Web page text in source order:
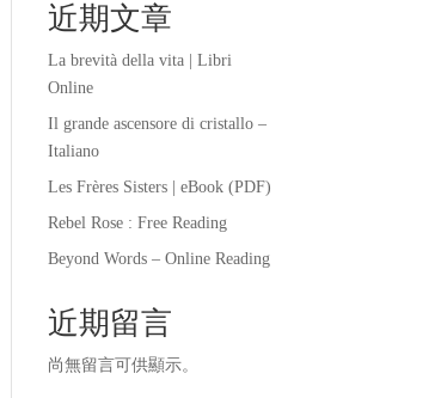
近期文章
La brevità della vita | Libri
Online
Il grande ascensore di cristallo –
Italiano
Les Frères Sisters | eBook (PDF)
Rebel Rose : Free Reading
Beyond Words – Online Reading
近期留言
尚無留言可供顯示。